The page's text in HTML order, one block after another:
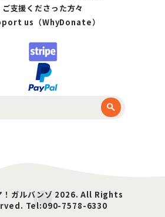
ご支援くださった方々
us（WhyDonate）
！ガルバンゾ 2026. All Rights
Tel:090-7578-6330